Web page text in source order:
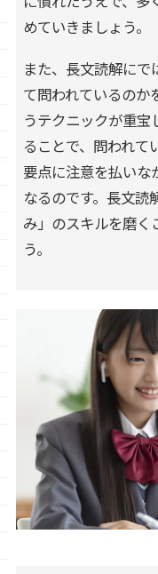
めていきましょう。
また、長文読解に
て問われているのか
うテクニックが重
ることで、問われて
要点に注意を払いな
なるのです。長文読
み」のスキルを磨く
う。